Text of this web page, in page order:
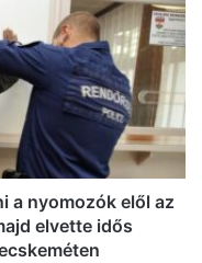
késnek a
a nyomozók elől az
elvette idős